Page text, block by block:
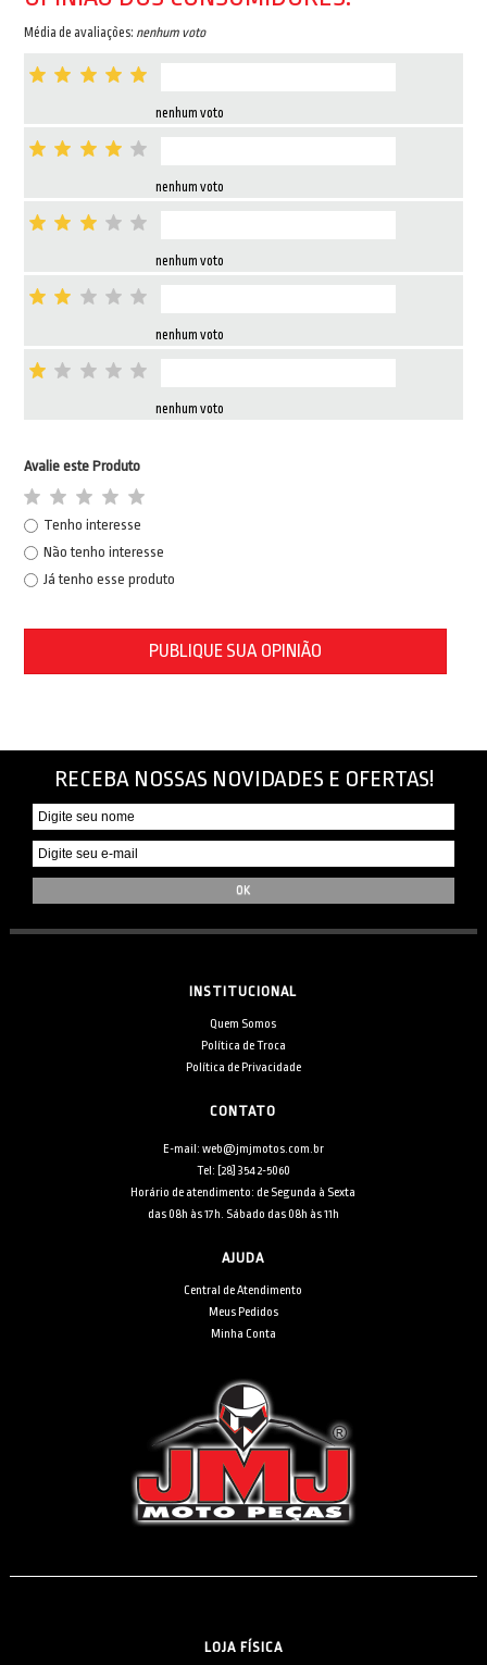
Média de avaliações: nenhum voto
nenhum voto
nenhum voto
nenhum voto
nenhum voto
nenhum voto
Avalie este Produto
Tenho interesse
Não tenho interesse
Já tenho esse produto
PUBLIQUE SUA OPINIÃO
RECEBA NOSSAS NOVIDADES E OFERTAS!
INSTITUCIONAL
Quem Somos
Política de Troca
Política de Privacidade
CONTATO
E-mail: web@jmjmotos.com.br
Tel: [28] 3542-5060
Horário de atendimento: de Segunda à Sexta
das 08h às 17h. Sábado das 08h às 11h
AJUDA
Central de Atendimento
Meus Pedidos
Minha Conta
LOJA FÍSICA